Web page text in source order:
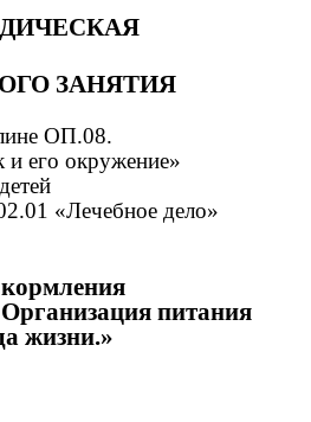
ЗАНЯТИЯ
ОП.08.
и его окружение»
«Лечебное дело»
питания
жизни.»